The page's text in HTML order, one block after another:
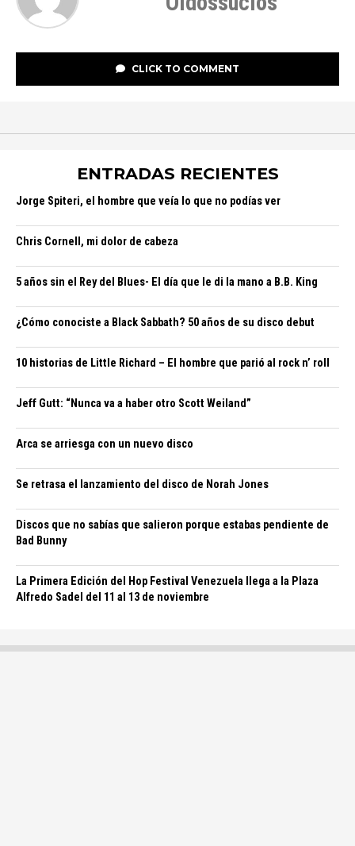
CLICK TO COMMENT
ENTRADAS RECIENTES
Jorge Spiteri, el hombre que veía lo que no podías ver
Chris Cornell, mi dolor de cabeza
5 años sin el Rey del Blues- El día que le di la mano a B.B. King
¿Cómo conociste a Black Sabbath? 50 años de su disco debut
10 historias de Little Richard – El hombre que parió al rock n’ roll
Jeff Gutt: “Nunca va a haber otro Scott Weiland”
Arca se arriesga con un nuevo disco
Se retrasa el lanzamiento del disco de Norah Jones
Discos que no sabías que salieron porque estabas pendiente de
Bad Bunny
La Primera Edición del Hop Festival Venezuela llega a la Plaza
Alfredo Sadel del 11 al 13 de noviembre